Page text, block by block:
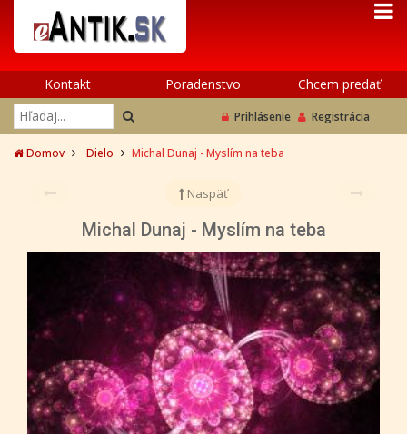
Kontakt Poradenstvo Chcem predať
Prihlásenie Registrácia
Domov Dielo Michal Dunaj - Myslím na teba
Naspäť
Michal Dunaj - Myslím na teba